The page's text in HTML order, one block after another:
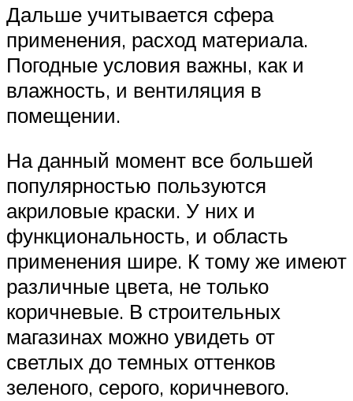
Дальше учитывается сфера
применения, расход материала.
Погодные условия важны, как и
влажность, и вентиляция в
помещении.
На данный момент все большей
популярностью пользуются
акриловые краски. У них и
функциональность, и область
применения шире. К тому же имеют
различные цвета, не только
коричневые. В строительных
магазинах можно увидеть от
светлых до темных оттенков
зеленого, серого, коричневого.